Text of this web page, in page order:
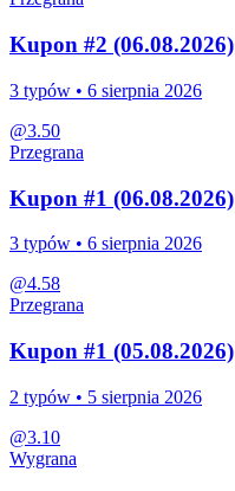
Kupon #2 (06.08.2026)
3 typów • 6 sierpnia 2026
@3.50
Przegrana
Kupon #1 (06.08.2026)
3 typów • 6 sierpnia 2026
@4.58
Przegrana
Kupon #1 (05.08.2026)
2 typów • 5 sierpnia 2026
@3.10
Wygrana